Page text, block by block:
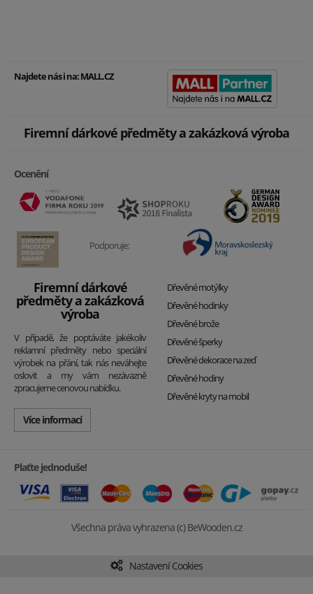
Najdete nás i na:MALL.CZ
Firemní dárkové předměty a zakázková výroba
Ocenění
Podporuje:
Firemní dárkové
předměty a zakázková
výroba
V případě, že poptáváte jakékoliv
reklamní předměty nebo speciální
výrobek na přání, tak nás neváhejte
oslovit a my vám nezávazně
zpracujeme cenovou nabídku.
Více informací
Dřevěné motýlky
Dřevěné hodinky
Dřevěné brože
Dřevěné šperky
Dřevěné dekorace na zeď
Dřevěné hodiny
Dřevěné kryty na mobil
Plaťte jednoduše!
Všechna práva vyhrazena (c) BeWooden.cz
Nastavení Cookies